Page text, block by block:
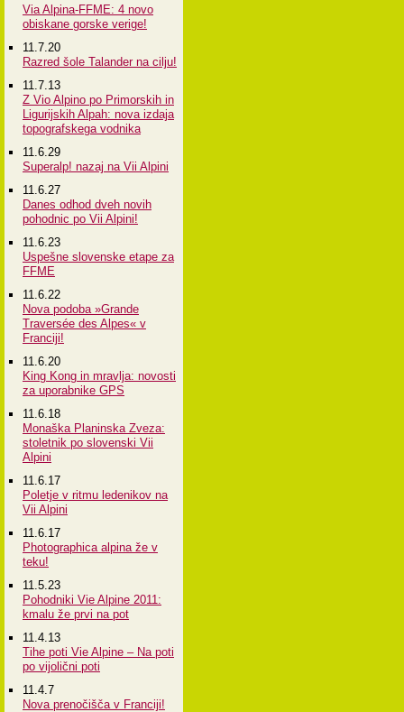
Via Alpina-FFME: 4 novo
obiskane gorske verige!
11.7.20
Razred šole Talander na cilju!
11.7.13
Z Vio Alpino po Primorskih in
Ligurijskih Alpah: nova izdaja
topografskega vodnika
11.6.29
Superalp! nazaj na Vii Alpini
11.6.27
Danes odhod dveh novih
pohodnic po Vii Alpini!
11.6.23
Uspešne slovenske etape za
FFME
11.6.22
Nova podoba »Grande
Traversée des Alpes« v
Franciji!
11.6.20
King Kong in mravlja: novosti
za uporabnike GPS
11.6.18
Monaška Planinska Zveza:
stoletnik po slovenski Vii
Alpini
11.6.17
Poletje v ritmu ledenikov na
Vii Alpini
11.6.17
Photographica alpina že v
teku!
11.5.23
Pohodniki Vie Alpine 2011:
kmalu že prvi na pot
11.4.13
Tihe poti Vie Alpine – Na poti
po vijolični poti
11.4.7
Nova prenočišča v Franciji!